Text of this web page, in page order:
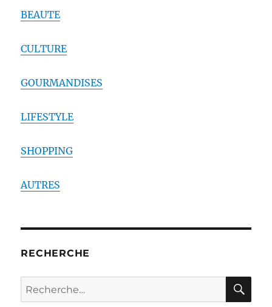
BEAUTE
CULTURE
GOURMANDISES
LIFESTYLE
SHOPPING
AUTRES
RECHERCHE
Recherche
pour :